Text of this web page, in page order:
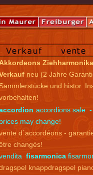
neu (2 Jahre
Sammlerstücke und histor.
accordions sale -
prices may change!
d´accordéons -
changés!
fisarmonica
knappdragspel